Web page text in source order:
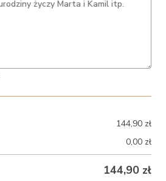
144,90 zł
0,00 zł
144,90 zł